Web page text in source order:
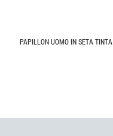
PAPILLON UOMO IN SETA